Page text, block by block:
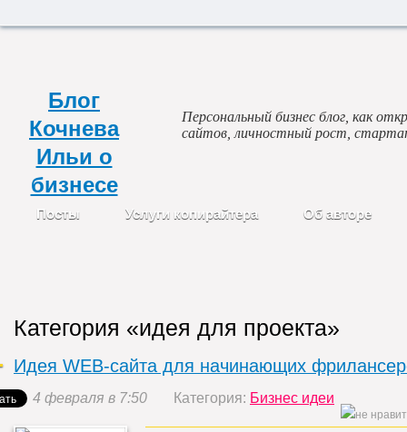
Категория «идея для проекта»
Идея WEB-сайта для начинающих
4 февраля в 7:50 Категория: Бизнес идеи
Блог
Кочнева
Ильи о
бизнесе
Персональный бизнес блог, как
сайтов, личностный рост,
Посты Услуги копирайтера Об авторе